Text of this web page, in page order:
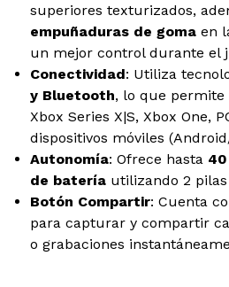
superiores texturizados,
empuñaduras de gomaen
un mejor control durante el
Conectividad: Utiliza
y Bluetooth, lo que permite
Xbox Series X|S, Xbox One,
dispositivos móviles
Autonomía: Ofrece hasta
de bateríautilizando 2 pilas
Botón Compartir: Cuenta
para capturar y compartir
o grabaciones